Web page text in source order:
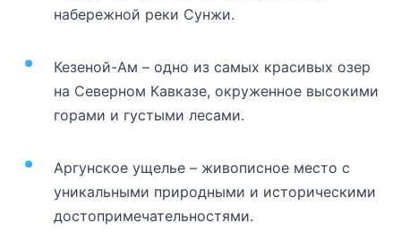
набережной реки Сунжи.
Кезеной-Ам – одно из самых красивых озер
на Северном Кавказе, окруженное высокими
горами и густыми лесами.
Аргунское ущелье – живописное место с
уникальными природными и историческими
достопримечательностями.